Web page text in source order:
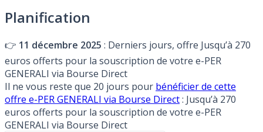
Planification
👉 11 décembre 2025 : Derniers jours, offre Jusqu’à 270
euros offerts pour la souscription de votre e-PER
GENERALI via Bourse Direct
Il ne vous reste que 20 jours pour bénéficier de cette
offre e-PER GENERALI via Bourse Direct: Jusqu’à 270
euros offerts pour la souscription de votre e-PER
GENERALI via Bourse Direct